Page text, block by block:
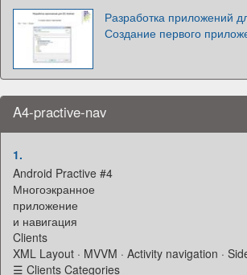
Разработка приложений
Создание первого
A4-practive-nav
1.
Android Practive #4
Многоэкранное
приложение
и навигация
Clients
XML Layout · MVVM · Activity navigation ·
☰ Clients Categories